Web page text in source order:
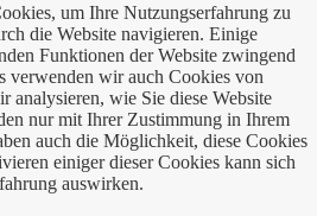
um Ihre Nutzungserfahrung zu
die Website navigieren. Einige
Funktionen der Website zwingend
verwenden wir auch Cookies von
analysieren, wie Sie diese Website
nur mit Ihrer Zustimmung in Ihrem
auch die Möglichkeit, diese Cookies
einiger dieser Cookies kann sich
auswirken.